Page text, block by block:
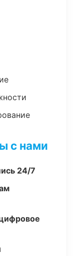
с нами
24/7